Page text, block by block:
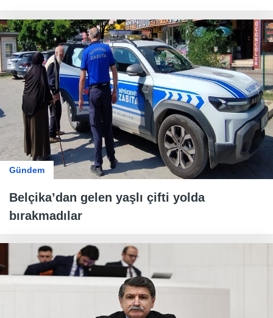
Gündem
Belçika’dan gelen yaşlı çifti yolda
bırakmadılar